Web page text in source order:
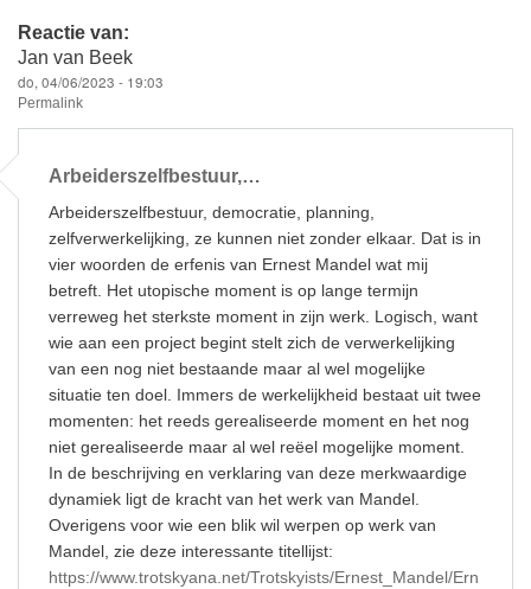
ar
e
c
e
b
o
o
k
y
Reactie van:
Jan van Beek
do, 04/06/2023 - 19:03
Permalink
Arbeiderszelfbestuur,…
Arbeiderszelfbestuur, democratie, planning,
zelfverwerkelijking, ze kunnen niet zonder elkaar. Dat is in
vier woorden de erfenis van Ernest Mandel wat mij
betreft. Het utopische moment is op lange termijn
verreweg het sterkste moment in zijn werk. Logisch, want
wie aan een project begint stelt zich de verwerkelijking
van een nog niet bestaande maar al wel mogelijke
situatie ten doel. Immers de werkelijkheid bestaat uit twee
momenten: het reeds gerealiseerde moment en het nog
niet gerealiseerde maar al wel reëel mogelijke moment.
In de beschrijving en verklaring van deze merkwaardige
dynamiek ligt de kracht van het werk van Mandel.
Overigens voor wie een blik wil werpen op werk van
Mandel, zie deze interessante titellijst:
https://www.trotskyana.net/Trotskyists/Ernest_Mandel/Ern